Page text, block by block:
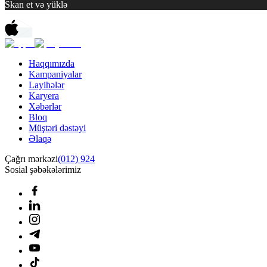
Skan et və yüklə
Haqqımızda
Kampaniyalar
Layihələr
Karyera
Xəbərlər
Bloq
Müştəri dəstəyi
Əlaqə
Çağrı mərkəzi(012) 924
Sosial şəbəkələrimiz